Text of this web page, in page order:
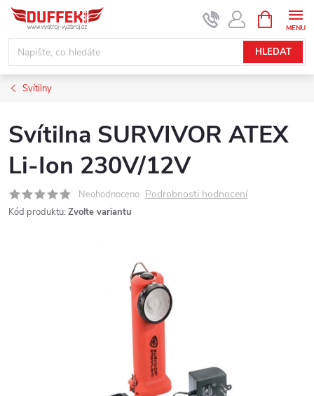
Přejít
obsah
HLEDAT
NÁKUPNÍ
KOŠÍK
Svítilny
Svítilna SURVIVOR ATEX
Li-Ion 230V/12V
Neohodnoceno Podrobnosti hodnocení
Kód produktu: Zvolte variantu